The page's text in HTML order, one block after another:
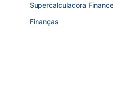
Supercalculadora
Finanças